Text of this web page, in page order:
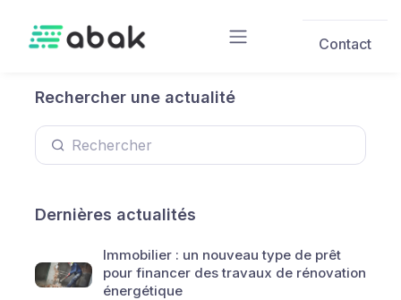
Contact
Rechercher une actualité
Dernières actualités
Immobilier : un nouveau type de prêt
pour financer des travaux de rénovation
énergétique